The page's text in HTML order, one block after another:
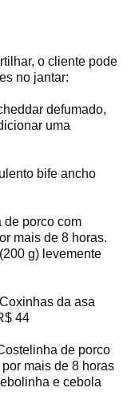
o cliente pode
no jantar:
defumado,
uma
bife ancho
de porco com
mais de 8 horas.
g) levemente
da asa
44
de porco
mais de 8 horas
e cebola